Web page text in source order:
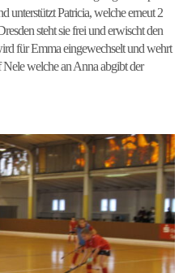
unterstützt Patricia, welche erneut 2
steht sie frei und erwischt den
für Emma eingewechselt und wehrt
Nele welche an Anna abgibt der